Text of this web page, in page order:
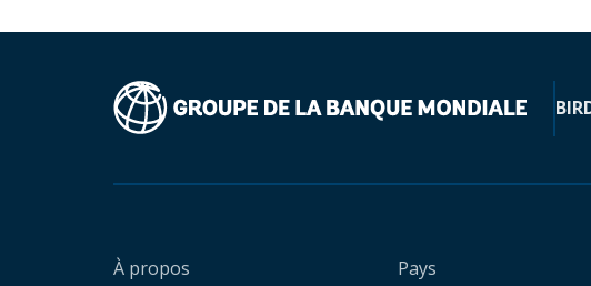
À propos Pays